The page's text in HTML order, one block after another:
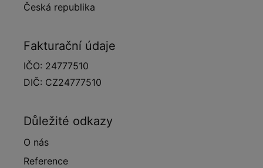
Česká republika
Fakturační údaje
IČO: 24777510
DIČ: CZ24777510
Důležité odkazy
O nás
Reference